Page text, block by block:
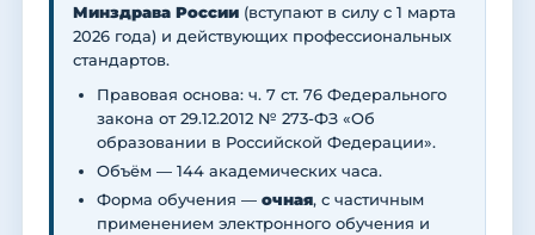
Минздрава России (вступают в силу с 1 марта
2026 года) и действующих профессиональных
стандартов.
Правовая основа: ч. 7 ст. 76 Федерального
закона от 29.12.2012 № 273-ФЗ «Об
образовании в Российской Федерации».
Объём — 144 академических часа.
Форма обучения — очная, с частичным
применением электронного обучения и